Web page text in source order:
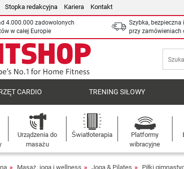
Stopka redakcyjna Kariera Kontakt
4.000.000 zadowolonych
w całej Europie
Szybka, bezpieczna
przy zamówieniach
CARDIO TRENING SIŁOWY
Urządzenia do
masażu
Światłoterapia
Platformy
wibracyjne
Masaż, joga i wellness Joga & Pilates Piłki